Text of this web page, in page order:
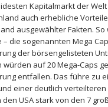
Kapitalmarkt der
auch erhebliche
ausgewählter Fakten. So
die sogenannten Mega
der börsengelisteten
würden auf 20 Mega-Caps
entfallen. Das führe zu
einer deutlich
den USA stark von den 7